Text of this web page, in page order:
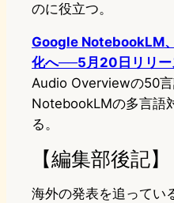
のに役立つ。
Google NotebookLM
化へ──5月20日リリー
Audio Overviewの50言
NotebookLMの多言語
る。
【編集部後記】
海外の発表を追ってい